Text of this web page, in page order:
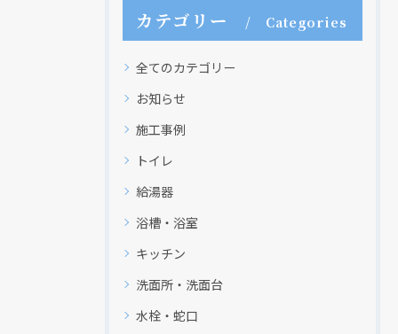
カテゴリー Categories
全てのカテゴリー
お知らせ
施工事例
トイレ
給湯器
浴槽・浴室
キッチン
洗面所・洗面台
水栓・蛇口